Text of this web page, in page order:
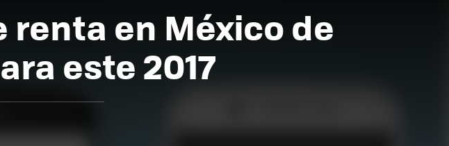
renta en México de
este 2017